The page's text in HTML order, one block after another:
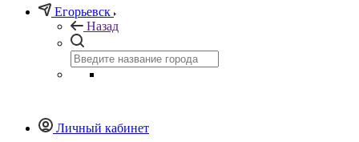
Егорьевск
Назад
Личный кабинет